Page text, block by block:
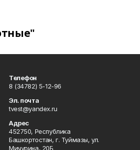
Телефон
8 (34782) 5-12-96
Эл. почта
tvest@yandex.ru
Адрес
452750, Республика
Башкортостан, г. Туймазы, ул.
Мичурина, 20Б